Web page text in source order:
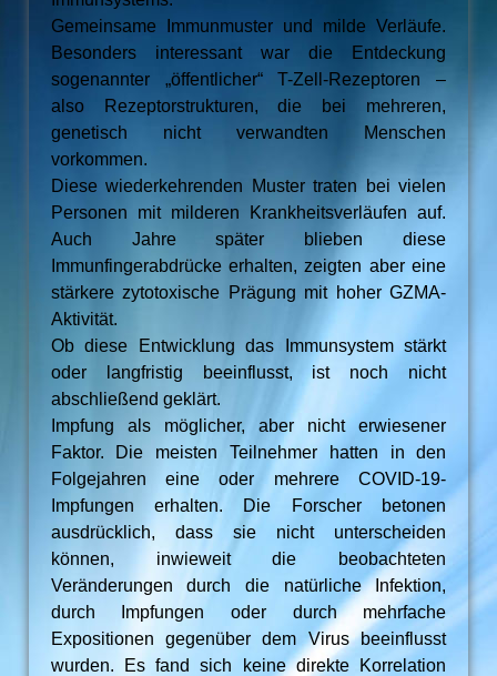
Gemeinsame Immunmuster und milde Verläufe.
Besonders interessant war die Entdeckung
sogenannter „öffentlicher“ T-Zell-Rezeptoren –
also Rezeptorstrukturen, die bei mehreren,
genetisch nicht verwandten Menschen
vorkommen.
Diese wiederkehrenden Muster traten bei vielen
Personen mit milderen Krankheitsverläufen auf.
Auch Jahre später blieben diese
Immunfingerabdrücke erhalten, zeigten aber eine
stärkere zytotoxische Prägung mit hoher GZMA-
Aktivität.
Ob diese Entwicklung das Immunsystem stärkt
oder langfristig beeinflusst, ist noch nicht
abschließend geklärt.
Impfung als möglicher, aber nicht erwiesener
Faktor. Die meisten Teilnehmer hatten in den
Folgejahren eine oder mehrere COVID-19-
Impfungen erhalten. Die Forscher betonen
ausdrücklich, dass sie nicht unterscheiden
können, inwieweit die beobachteten
Veränderungen durch die natürliche Infektion,
durch Impfungen oder durch mehrfache
Expositionen gegenüber dem Virus beeinflusst
wurden. Es fand sich keine direkte Korrelation